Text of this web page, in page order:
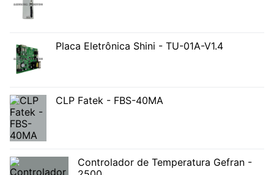
Placa Eletrônica Shini - TU-01A-V1.4
CLP Fatek - FBS-40MA
Controlador de Temperatura Gefran -